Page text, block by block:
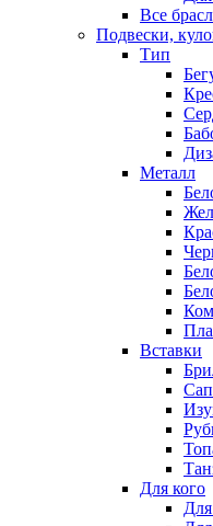
Все
Подвески,
Тип
Металл
Вставки
Для кого